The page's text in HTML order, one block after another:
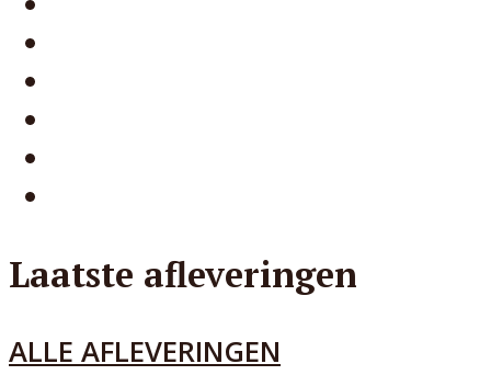
Laatste afleveringen
ALLE AFLEVERINGEN